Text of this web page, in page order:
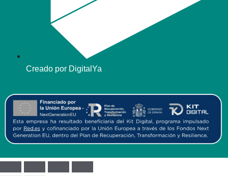
Creado por DigitalYa